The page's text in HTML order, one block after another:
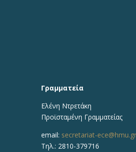
Γραμματεία
Ελένη Ντρετάκη
Προϊσταμένη Γραμματείας
email: secretariat-ece@hmu.gr
Τηλ.: 2810-379716